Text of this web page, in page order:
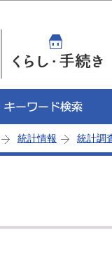
統計情報 統計調